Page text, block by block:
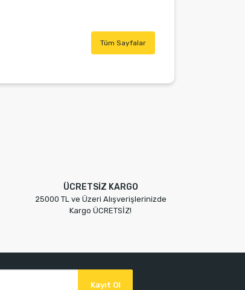
Tüm Sayfalar
ÜCRETSİZ KARGO
25000 TL ve Üzeri Alışverişlerinizde
Kargo ÜCRETSİZ!
Kayıt Ol